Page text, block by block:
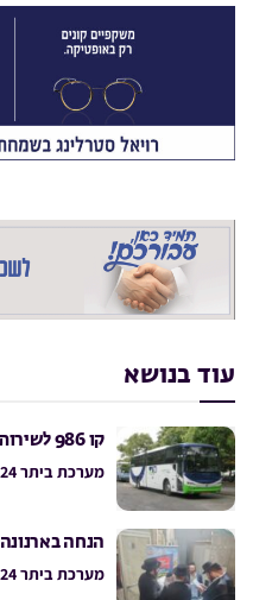
עוד בנושא
קו 986 לשירותכם
מערכת ביתר 24
הנחה בארנונה
מערכת ביתר 24